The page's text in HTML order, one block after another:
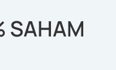
SAHAM